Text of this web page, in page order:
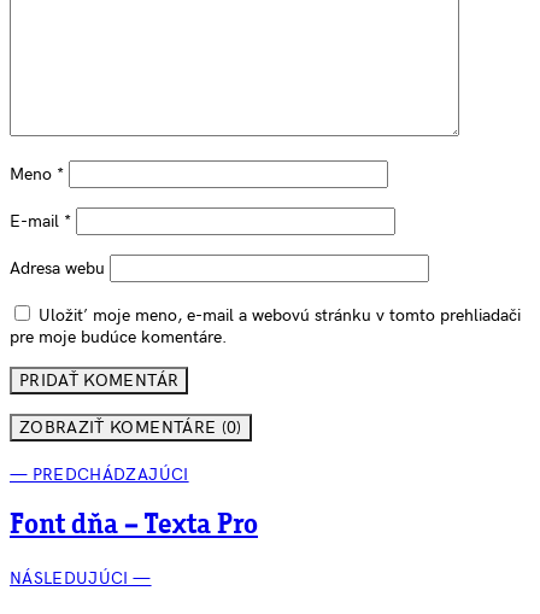
Meno *
E-mail *
Adresa webu
Uložiť moje meno, e-mail a webovú stránku v tomto prehliadači
pre moje budúce komentáre.
ZOBRAZIŤ KOMENTÁRE (0)
— PREDCHÁDZAJÚCI
Font dňa – Texta Pro
NÁSLEDUJÚCI —